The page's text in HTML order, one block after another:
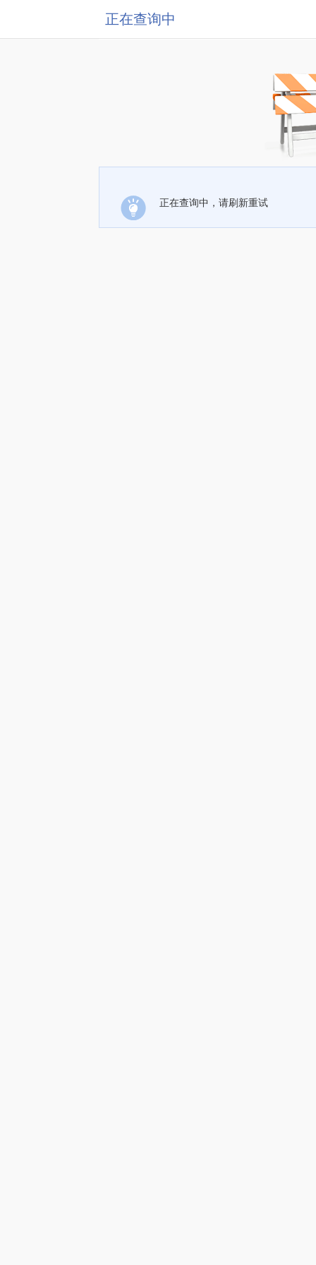
正在查询中
正在查询中，请刷新重试